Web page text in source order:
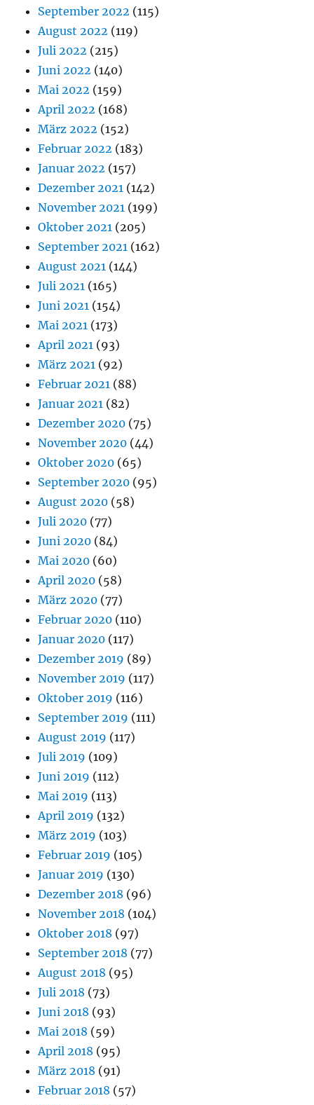
September 2022 (115)
August 2022 (119)
Juli 2022 (215)
Juni 2022 (140)
Mai 2022 (159)
April 2022 (168)
März 2022 (152)
Februar 2022 (183)
Januar 2022 (157)
Dezember 2021 (142)
November 2021 (199)
Oktober 2021 (205)
September 2021 (162)
August 2021 (144)
Juli 2021 (165)
Juni 2021 (154)
Mai 2021 (173)
April 2021 (93)
März 2021 (92)
Februar 2021 (88)
Januar 2021 (82)
Dezember 2020 (75)
November 2020 (44)
Oktober 2020 (65)
September 2020 (95)
August 2020 (58)
Juli 2020 (77)
Juni 2020 (84)
Mai 2020 (60)
April 2020 (58)
März 2020 (77)
Februar 2020 (110)
Januar 2020 (117)
Dezember 2019 (89)
November 2019 (117)
Oktober 2019 (116)
September 2019 (111)
August 2019 (117)
Juli 2019 (109)
Juni 2019 (112)
Mai 2019 (113)
April 2019 (132)
März 2019 (103)
Februar 2019 (105)
Januar 2019 (130)
Dezember 2018 (96)
November 2018 (104)
Oktober 2018 (97)
September 2018 (77)
August 2018 (95)
Juli 2018 (73)
Juni 2018 (93)
Mai 2018 (59)
April 2018 (95)
März 2018 (91)
Februar 2018 (57)